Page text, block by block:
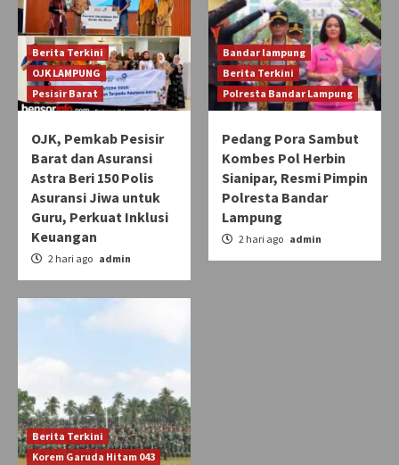
Berita Terkini
OJK LAMPUNG
Pesisir Barat
OJK, Pemkab Pesisir
Barat dan Asuransi
Astra Beri 150 Polis
Asuransi Jiwa untuk
Guru, Perkuat Inklusi
Keuangan
2 hari ago admin
Bandar lampung
Berita Terkini
Polresta Bandar Lampung
Pedang Pora Sambut
Kombes Pol Herbin
Sianipar, Resmi Pimpin
Polresta Bandar
Lampung
2 hari ago admin
Berita Terkini
Korem Garuda Hitam 043